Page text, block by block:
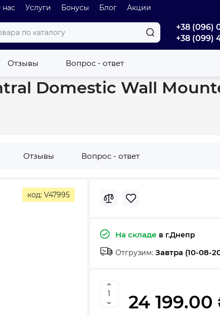
Услуги Бонусы Блог Акции
+38 (096)
+38 (099)
Отзывы Вопрос - ответ
Domestic Wall Mounted 200 ES-VM200ME-S (2200W)
Domestic Wall
Отзывы Вопрос - ответ
код: V47995
На складе в г.Днепр
Отгрузим: Завтра (10-08-
24 199.00